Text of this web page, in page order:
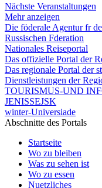
Nächste Veranstaltungen
Mehr anzeigen
Die föderale Agentur fr
Russischen Fderation
Nationales Reiseportal
Das offizielle Portal der
Das regionale Portal der
Dienstleistungen der
TOURISMUS-UND
JENISSEJSK
winter-Universiade
Abschnitte des Portals
Startseite
Wo zu bleiben
Was zu sehen ist
Wo zu essen
Nuetzliches